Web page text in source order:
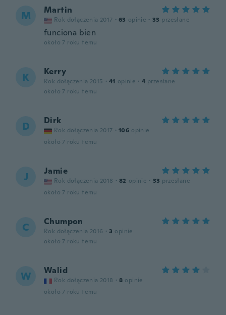
M Martin
Rok dołączenia 2017 · 63 opinie · 33 przesłane
funciona bien
około 7 roku temu
K Kerry
Rok dołączenia 2015 · 41 opinie · 4 przesłane
około 7 roku temu
D Dirk
Rok dołączenia 2017 · 106 opinie
około 7 roku temu
J Jamie
Rok dołączenia 2018 · 82 opinie · 33 przesłane
około 7 roku temu
C Chumpon
Rok dołączenia 2016 · 3 opinie
około 7 roku temu
W Walid
Rok dołączenia 2018 · 8 opinie
około 7 roku temu